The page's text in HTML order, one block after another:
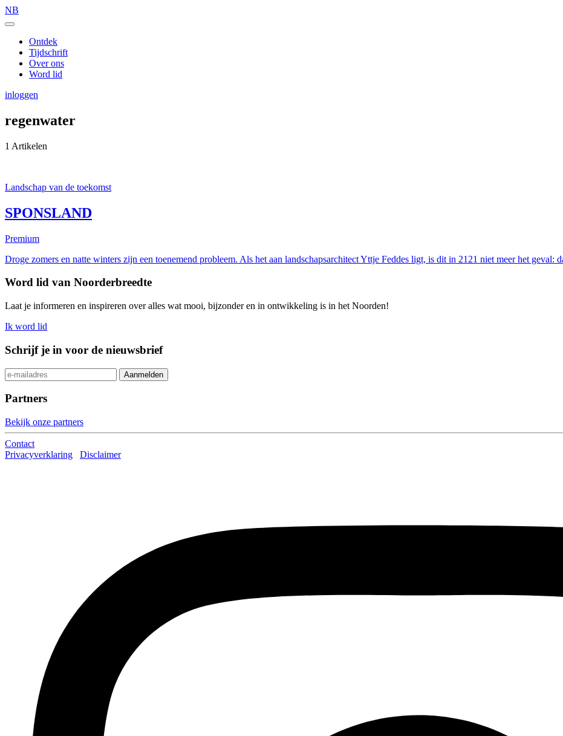
NB
Ontdek
Tijdschrift
Over ons
Word lid
inloggen
regenwater
1 Artikelen
Landschap van de toekomst
SPONSLAND
Premium
Droge zomers en natte winters zijn een toenemend probleem. Als het aan landschapsarchitect Yttje Feddes ligt, is dit in 2121 niet meer het geval:
Word lid van Noorderbreedte
Laat je informeren en inspireren over alles wat mooi, bijzonder en in ontwikkeling is in het Noorden!
Ik word lid
Schrijf je in voor de nieuwsbrief
Partners
Bekijk onze partners
Contact
Privacyverklaring
Disclaimer